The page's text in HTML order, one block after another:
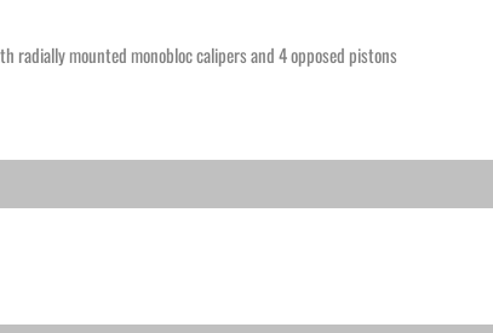
radially mounted monobloc calipers and 4 opposed pistons